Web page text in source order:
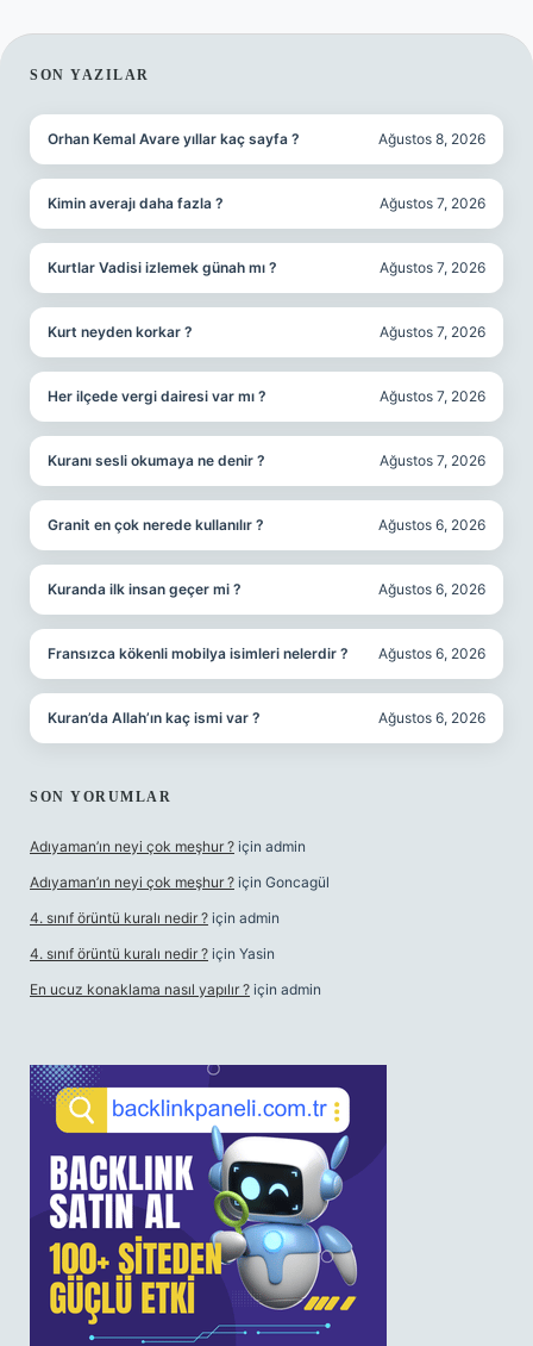
SIDEBAR
SON YAZILAR
Orhan Kemal Avare yıllar kaç sayfa ? Ağustos 8, 2026
Kimin averajı daha fazla ? Ağustos 7, 2026
Kurtlar Vadisi izlemek günah mı ? Ağustos 7, 2026
Kurt neyden korkar ? Ağustos 7, 2026
Her ilçede vergi dairesi var mı ? Ağustos 7, 2026
Kuranı sesli okumaya ne denir ? Ağustos 7, 2026
Granit en çok nerede kullanılır ? Ağustos 6, 2026
Kuranda ilk insan geçer mi ? Ağustos 6, 2026
Fransızca kökenli mobilya isimleri nelerdir ? Ağustos 6, 2026
Kuran’da Allah’ın kaç ismi var ? Ağustos 6, 2026
SON YORUMLAR
Adıyaman’ın neyi çok meşhur ? için admin
Adıyaman’ın neyi çok meşhur ? için Goncagül
4. sınıf örüntü kuralı nedir ? için admin
4. sınıf örüntü kuralı nedir ? için Yasin
En ucuz konaklama nasıl yapılır ? için admin